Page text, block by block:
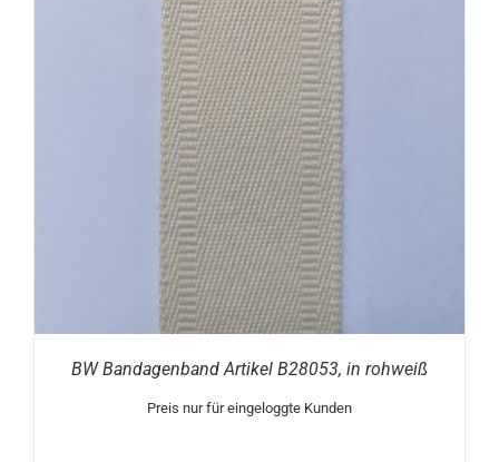
BW Bandagenband Artikel B28053, in rohweiß
Preis nur für eingeloggte Kunden